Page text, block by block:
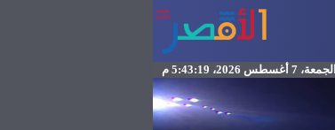
الجمعة، 7 أغسطس 2026، 5:43:19 م